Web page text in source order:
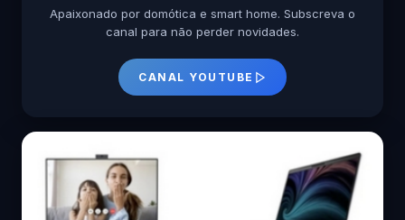
Apaixonado por domótica e smart home. Subscreva o
canal para não perder novidades.
CANAL YOUTUBE